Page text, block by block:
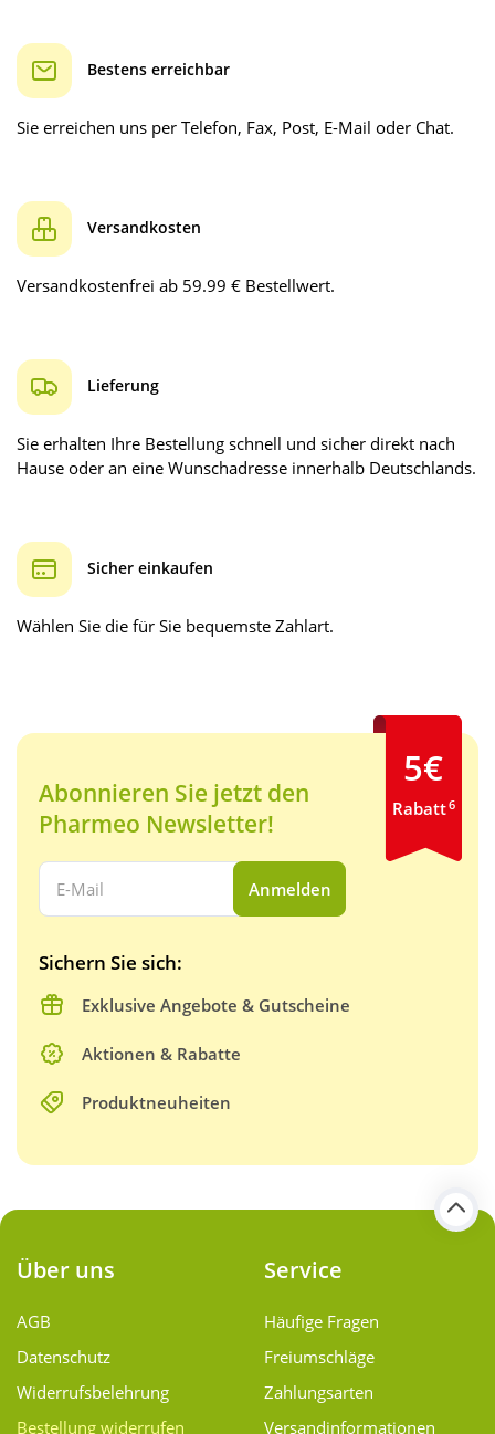
Bestens erreichbar
Sie erreichen uns per Telefon, Fax, Post, E-Mail oder Chat.
Versandkosten
Versandkostenfrei ab 59.99 € Bestellwert.
Lieferung
Sie erhalten Ihre Bestellung schnell und sicher direkt nach
Hause oder an eine Wunschadresse innerhalb Deutschlands.
Sicher einkaufen
Wählen Sie die für Sie bequemste Zahlart.
Abonnieren Sie jetzt den
Pharmeo Newsletter!
Ihre E-Mail Adresse:
Anmelden
Sichern Sie sich:
Exklusive Angebote & Gutscheine
Aktionen & Rabatte
Produktneuheiten
5€
Rabatt6
Über uns
AGB
Datenschutz
Widerrufsbelehrung
Bestellung widerrufen
Service
Häufige Fragen
Freiumschläge
Zahlungsarten
Versand­informationen